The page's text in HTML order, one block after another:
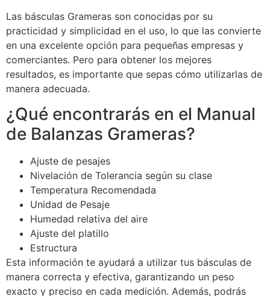
Las básculas Grameras son conocidas por su
practicidad y simplicidad en el uso, lo que las convierte
en una excelente opción para pequeñas empresas y
comerciantes. Pero para obtener los mejores
resultados, es importante que sepas cómo utilizarlas de
manera adecuada.
¿Qué encontrarás en el Manual
de Balanzas Grameras?
Ajuste de pesajes
Nivelación de Tolerancia según su clase
Temperatura Recomendada
Unidad de Pesaje
Humedad relativa del aire
Ajuste del platillo
Estructura
Esta información te ayudará a utilizar tus básculas de
manera correcta y efectiva, garantizando un peso
exacto y preciso en cada medición. Además, podrás